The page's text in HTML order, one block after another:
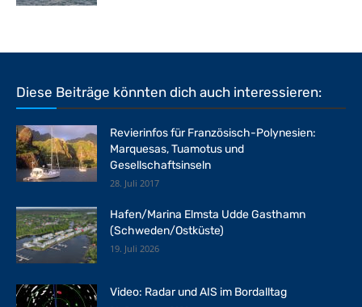
Diese Beiträge könnten dich auch interessieren:
Revierinfos für Französisch-Polynesien:
Marquesas, Tuamotus und
Gesellschaftsinseln
28. Juli 2017
Hafen/Marina Elmsta Udde Gasthamn
(Schweden/Ostküste)
19. Juli 2026
Video: Radar und AIS im Bordalltag